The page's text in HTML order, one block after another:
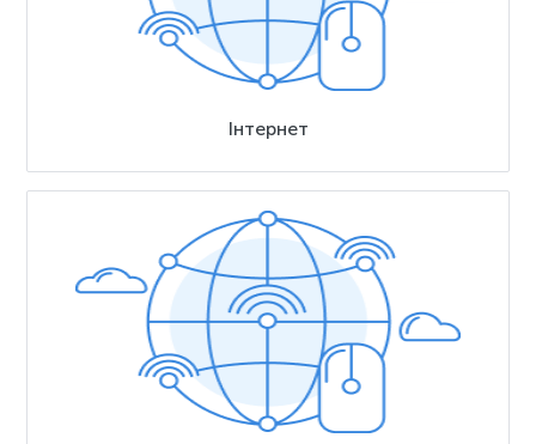
Інтернет